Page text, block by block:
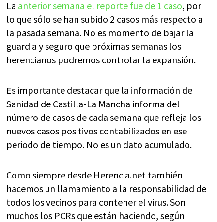
La anterior semana el reporte fue de 1 caso, por
lo que sólo se han subido 2 casos más respecto a
la pasada semana. No es momento de bajar la
guardia y seguro que próximas semanas los
herencianos podremos controlar la expansión.
Es importante destacar que la información de
Sanidad de Castilla-La Mancha informa del
número de casos de cada semana que refleja los
nuevos casos positivos contabilizados en ese
periodo de tiempo. No es un dato acumulado.
Como siempre desde Herencia.net también
hacemos un llamamiento a la responsabilidad de
todos los vecinos para contener el virus. Son
muchos los PCRs que están haciendo, según